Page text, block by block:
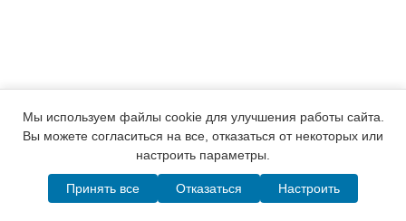
Написать в MAX Telegram WhatsApp Позвонить
Мы используем файлы cookie для улучшения работы сайта.
Вы можете согласиться на все, отказаться от некоторых или
настроить параметры.
Принять все Отказаться Настроить